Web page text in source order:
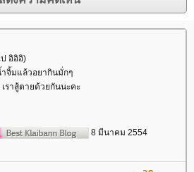
อิอิอิ)
จิ้มแล้วอยากินมั่กๆ
ราสู้ตายด้วยกันนะคะ
8 มีนาคม 2554